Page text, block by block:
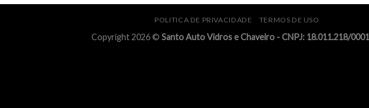
POLITICA DE PRIVACIDADE TERMOS DE USO
Copyright 2026 © Santo Auto Vidros e Chaveiro - CNPJ: 18.011.218/